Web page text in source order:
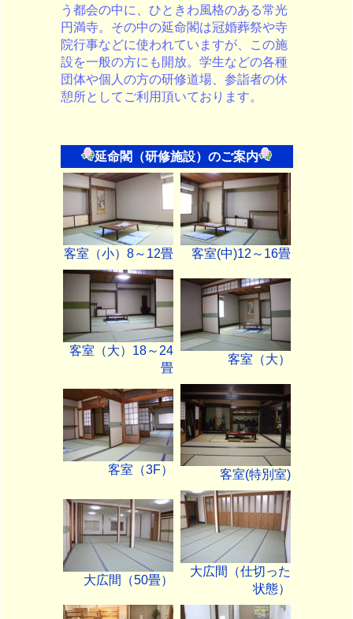
う都会の中に、ひときわ風格のある常光
円満寺。その中の延命閣は冠婚葬祭や寺
院行事などに使われていますが、この施
設を一般の方にも開放。学生などの各種
団体や個人の方の研修道場、参詣者の休
憩所としてご利用頂いております。
延命閣（研修施設）のご案内
客室（小）8～12畳 客室(中)12～16畳
客室（大）18～24
畳
客室（大）
客室（3F） 客室(特別室)
大広間（50畳）
大広間（仕切った
状態）